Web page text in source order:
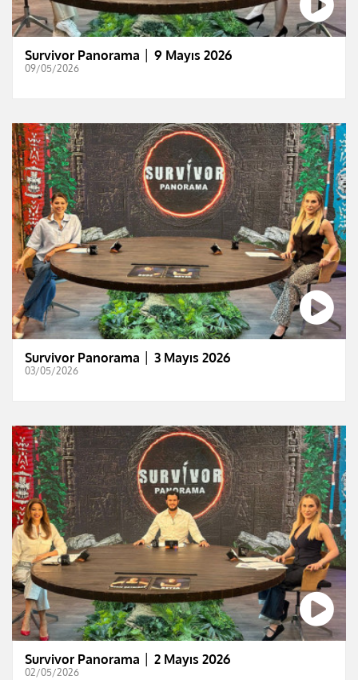
Survivor Panorama │ 9 Mayıs 2026
09/05/2026
Survivor Panorama │ 3 Mayıs 2026
03/05/2026
Survivor Panorama │ 2 Mayıs 2026
02/05/2026